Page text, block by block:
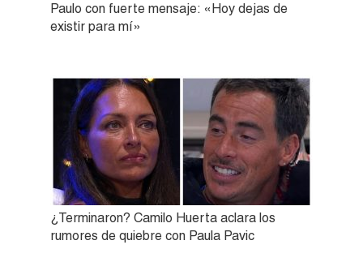
Paulo con fuerte mensaje: «Hoy dejas de
existir para mí»
¿Terminaron? Camilo Huerta aclara los
rumores de quiebre con Paula Pavic